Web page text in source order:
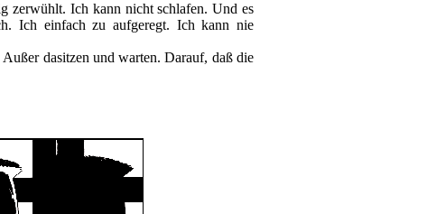
zerwühlt. Ich kann nicht schlafen. Und es
Ich einfach zu aufgeregt. Ich kann nie
dasitzen und warten. Darauf, daß die